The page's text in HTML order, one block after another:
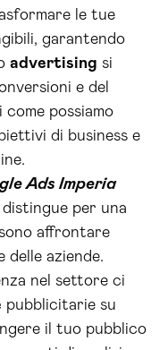
le tue
garantendo
advertising si
e del
possiamo
di business e
Ads Imperia
per una
affrontare
delle aziende.
nel settore ci
pubblicitarie su
il tuo pubblico